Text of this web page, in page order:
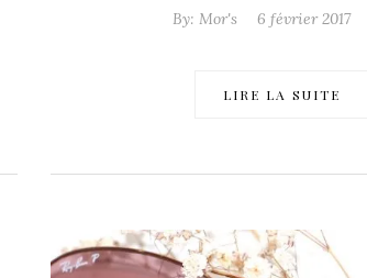
By: Mor's 6 février 2017
LIRE LA SUITE